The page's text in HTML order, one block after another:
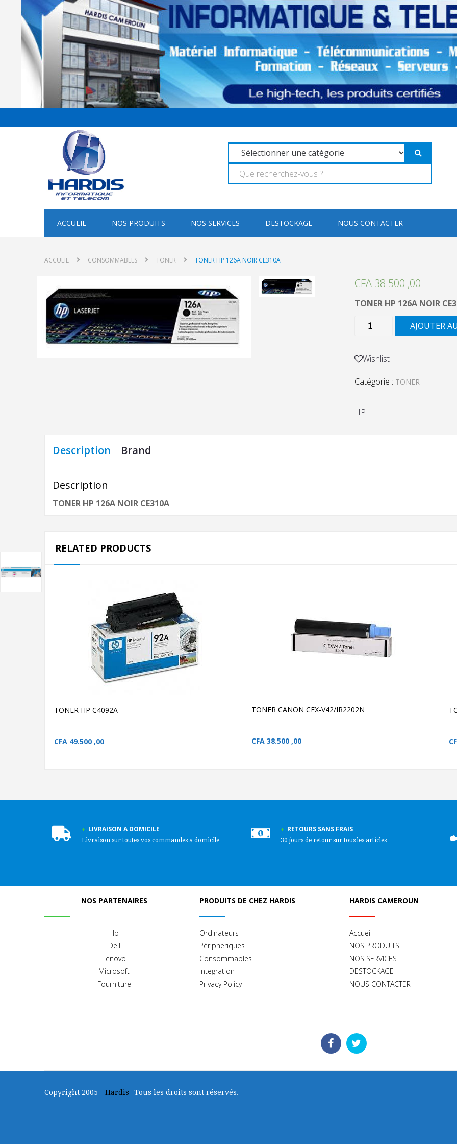
ACCUEIL NOS PRODUITS NOS SERVICES DESTOCKAGE NOUS CONTACTER
ACCUEIL CONSOMMABLES TONER TONER HP 126A NOIR CE310A
CFA 38.500 ,00
TONER HP 126A NOIR
quantité
HP
NOIR
AJOUTER
Wishlist
Catégorie : TONER
HP
Description Brand
Description
TONER HP 126A NOIR CE310A
RELATED PRODUCTS
AJOUTER AU PANIER
TONER HP C4092A
TONER HP C4092A
TONER HP C4092A
CFA 49.500 ,00
AJOUTER AU PANIER
TONER CANON CEX-
TONER CANON CEX-V42/IR2202N
CFA 38.500 ,00
LIVRAISON A DOMICILE
Livraison sur toutes vos commandes a domicile
RETOURS SANS FRAIS
30 jours de retour sur tous les articles
NOS PARTENAIRES
Hp
Dell
Lenovo
Microsoft
Fourniture
PRODUITS DE CHEZ HARDIS
Ordinateurs
Péripheriques
Consommables
Integration
Privacy Policy
HARDIS CAMEROUN
Accueil
NOS PRODUITS
NOS SERVICES
DESTOCKAGE
NOUS CONTACTER
Copyright 2005 - Hardis- Tous les droits sont réservés.